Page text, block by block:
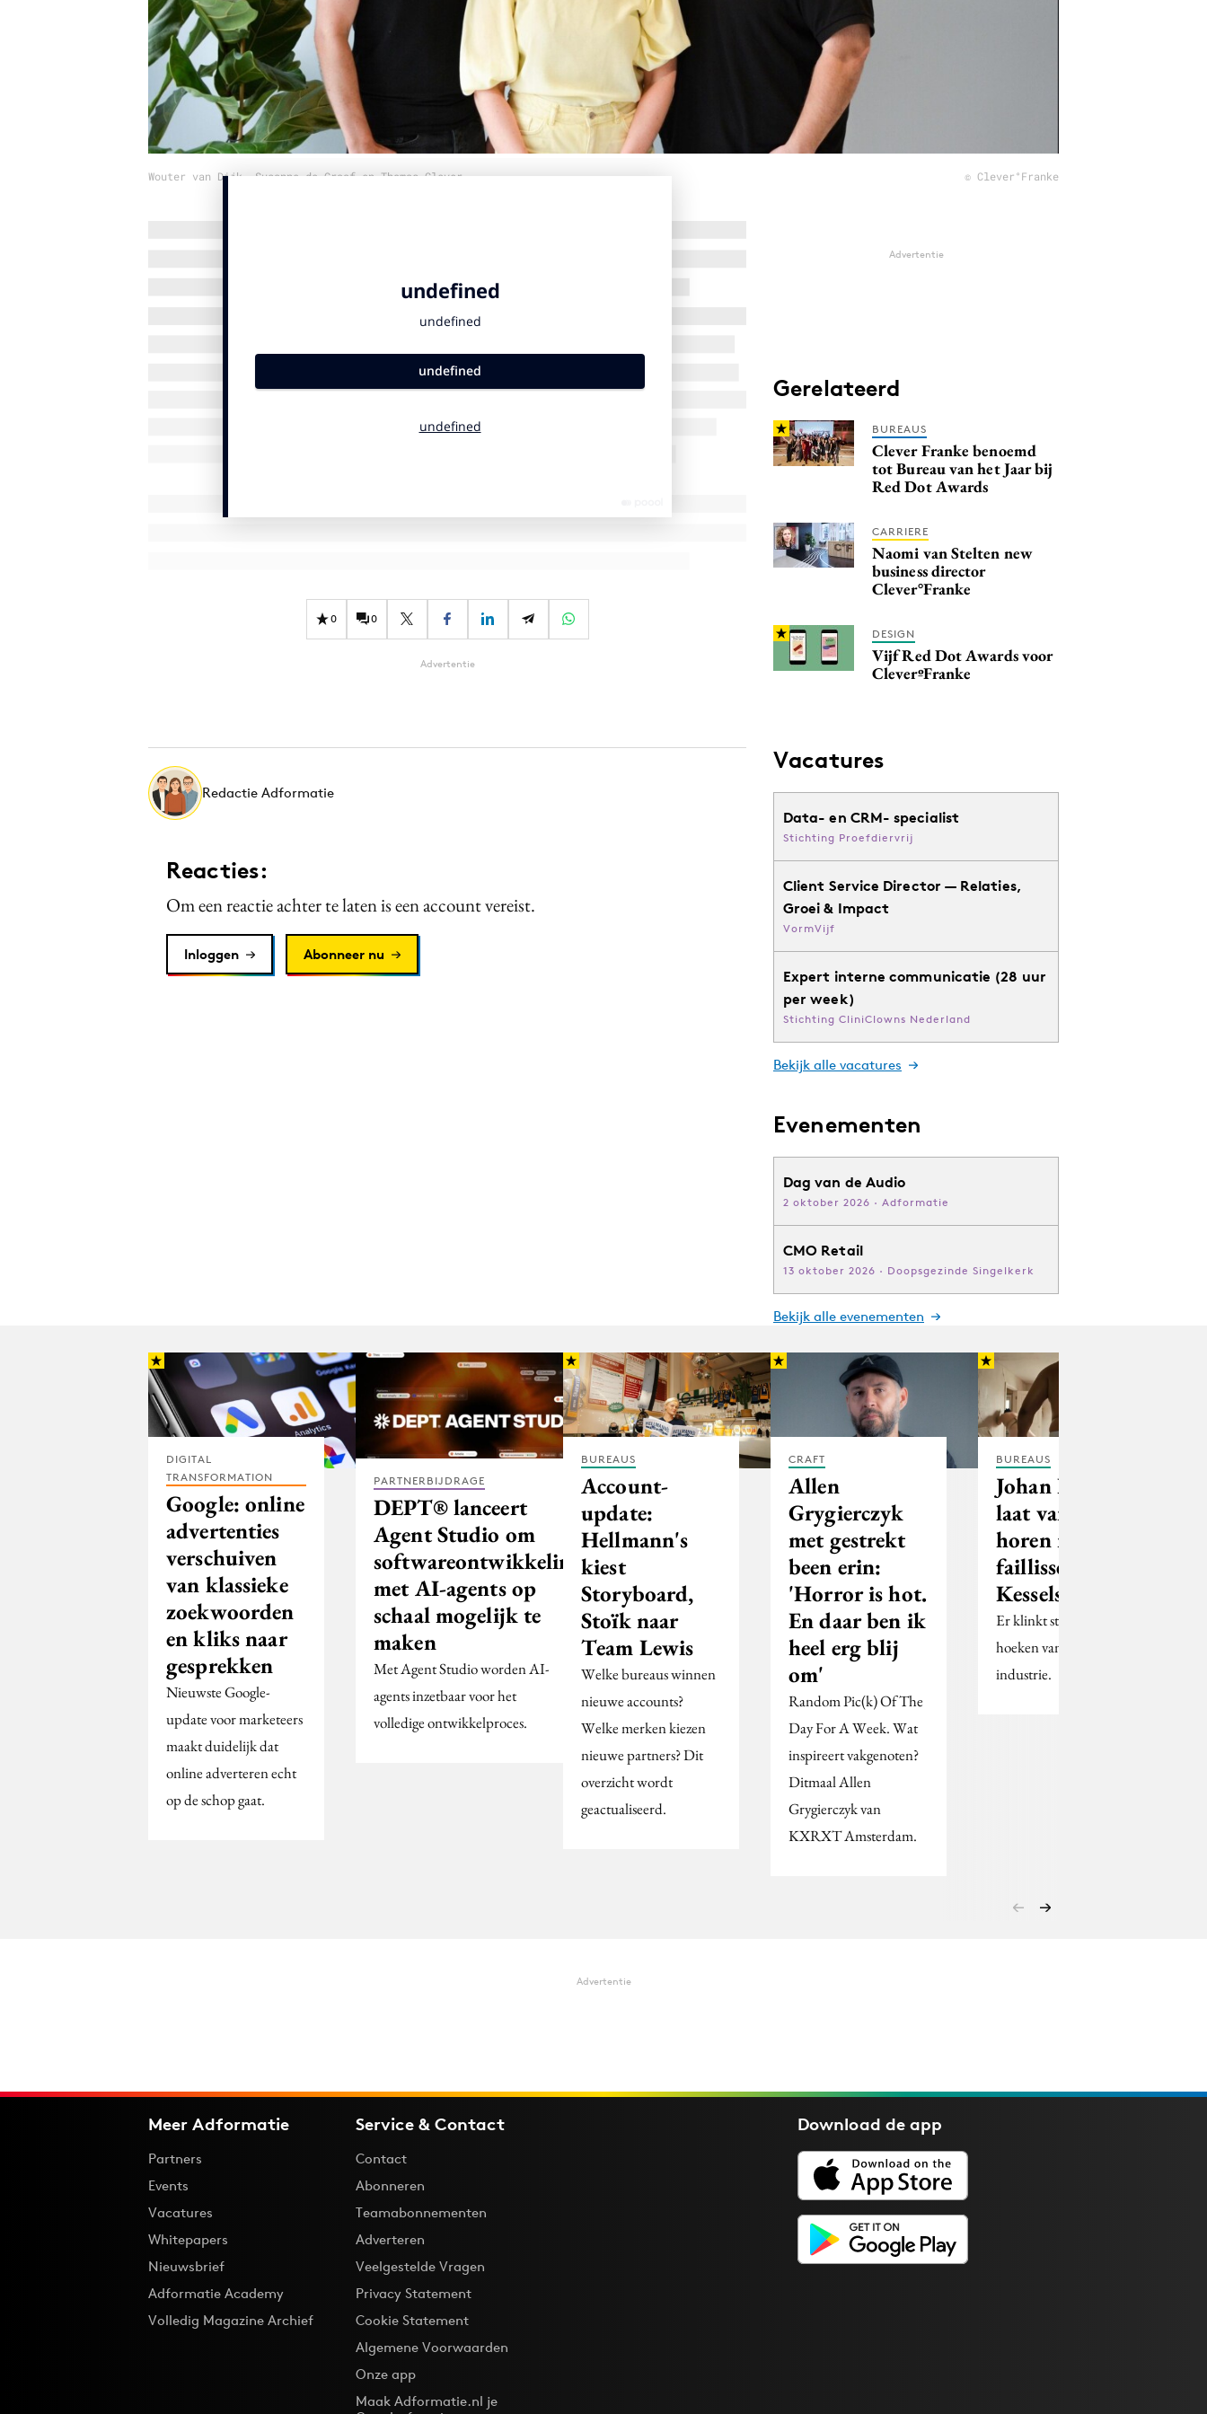
Wouter van Dijk, Susanne de Graaf en Thomas Clever © Clever°Franke
0 0
Advertentie
Redactie Adformatie
Reacties:
Om een reactie achter te laten is een account vereist.
Inloggen Abonneer nu
Advertentie
Gerelateerd
BUREAUS
Clever Franke benoemd
tot Bureau van het Jaar bij
Red Dot Awards
CARRIERE
Naomi van Stelten new
business director
Clever°Franke
DESIGN
Vijf Red Dot Awards voor
CleverºFranke
Vacatures
Data- en CRM- specialist
Stichting Proefdiervrij
Client Service Director — Relaties,
Groei & Impact
VormVijf
Expert interne communicatie (28 uur
per week)
Stichting CliniClowns Nederland
Bekijk alle vacatures
Evenementen
Dag van de Audio
2 oktober 2026 · Adformatie
CMO Retail
13 oktober 2026 · Doopsgezinde Singelkerk
Bekijk alle evenementen
DIGITAL
TRANSFORMATION
Google: online
advertenties
verschuiven
van klassieke
zoekwoorden
en kliks naar
gesprekken
Nieuwste Google-
update voor marketeers
maakt duidelijk dat
online adverteren echt
op de schop gaat.
PARTNERBIJDRAGE
DEPT® lanceert
Agent Studio om
softwareontwikkeling
met AI-agents op
schaal mogelijk te
maken
Met Agent Studio worden AI-
agents inzetbaar voor het
volledige ontwikkelproces.
BUREAUS
Account-
update:
Hellmann's
kiest
Storyboard,
Stoïk naar
Team Lewis
Welke bureaus winnen
nieuwe accounts?
Welke merken kiezen
nieuwe partners? Dit
overzicht wordt
geactualiseerd.
CRAFT
Allen
Grygierczyk
met gestrekt
been erin:
'Horror is hot.
En daar ben ik
heel erg blij
om'
Random Pic(k) Of The
Day For A Week. Wat
inspireert vakgenoten?
Ditmaal Allen
Grygierczyk van
KXRXT Amsterdam.
BUREAUS
Johan Kramer
laat van zich
horen na
faillissement
KesselsKramer
Er klinkt steun uit alle
hoeken van de creatieve
industrie.
Advertentie
Meer Adformatie
Partners
Events
Vacatures
Whitepapers
Nieuwsbrief
Adformatie Academy
Volledig Magazine Archief
Service & Contact
Contact
Abonneren
Teamabonnementen
Adverteren
Veelgestelde Vragen
Privacy Statement
Cookie Statement
Algemene Voorwaarden
Onze app
Maak Adformatie.nl je
Download deapp